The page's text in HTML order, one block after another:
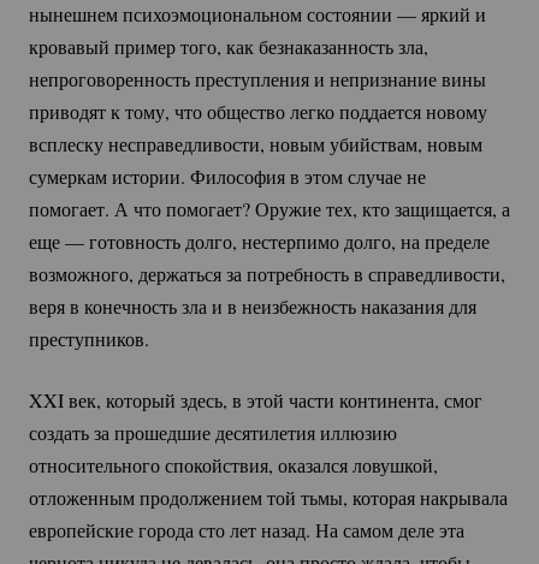
нынешнем психоэмоциональном состоянии — яркий и
кровавый пример того, как безнаказанность зла,
непроговоренность преступления и непризнание вины
приводят к тому, что общество легко поддается новому
всплеску несправедливости, новым убийствам, новым
сумеркам истории. Философия в этом случае не
помогает. А что помогает? Оружие тех, кто защищается, а
еще — готовность долго, нестерпимо долго, на пределе
возможного, держаться за потребность в справедливости,
веря в конечность зла и в неизбежность наказания для
преступников.
XXI век, который здесь, в этой части континента, смог
создать за прошедшие десятилетия иллюзию
относительного спокойствия, оказался ловушкой,
отложенным продолжением той тьмы, которая накрывала
европейские города сто лет назад. На самом деле эта